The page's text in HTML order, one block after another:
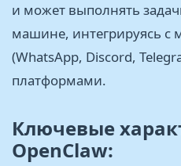
и может выполнять
машине, интегрируясь с
(WhatsApp, Discord,
платформами.
Ключевые
OpenClaw: